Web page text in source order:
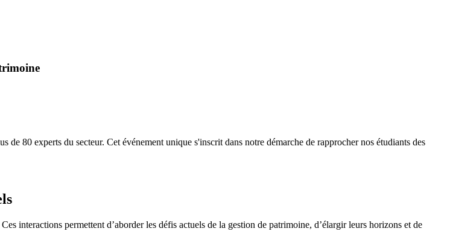
de 80 experts du secteur. Cet événement unique s'inscrit dans notre démarche de rapprocher nos étudiants des
interactions permettent d’aborder les défis actuels de la gestion de patrimoine, d’élargir leurs horizons et de